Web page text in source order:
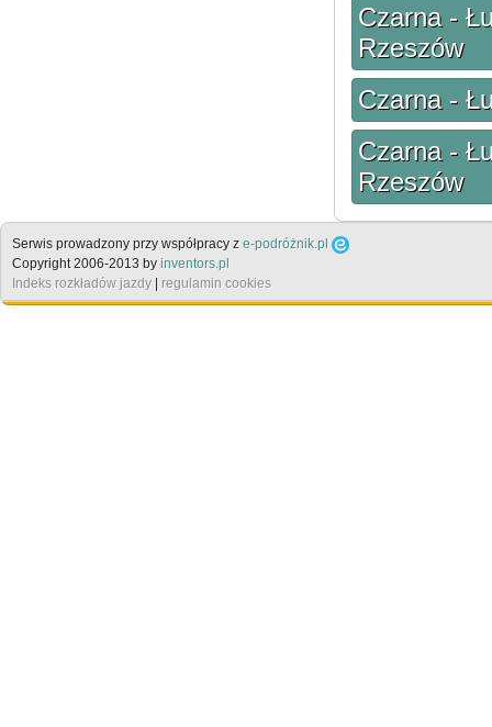
Czarna -
Rzeszów
Czarna -
Czarna -
Rzeszów
Serwis prowadzony przy współpracy z e-podróżnik.pl
Copyright 2006-2013 by inventors.pl
Indeks rozkładów jazdy
regulamin cookies